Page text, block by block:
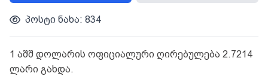
პოსტი ნახა: 834
1 აშშ დოლარის ოფიციალური ღირებულება 2.7214
ლარი გახდა.